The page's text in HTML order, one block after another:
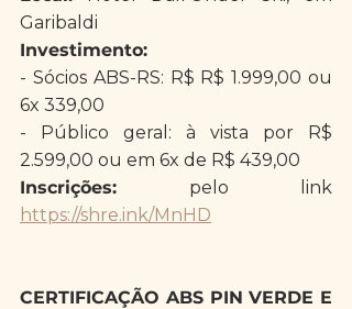
Garibaldi
Investimento:
- Sócios ABS-RS: R$ R$ 1.999,00 ou
6x 339,00
- Público geral: à vista por R$
2.599,00 ou em 6x de R$ 439,00
Inscrições:
https://shre.ink/MnHD
CERTIFICAÇÃO ABS PIN VERDE E